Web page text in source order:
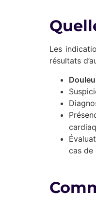
Les
résultats
cas de